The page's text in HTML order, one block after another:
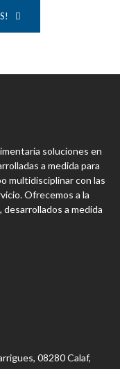
soluciones en
a medida para
multidisciplinar con las
Ofrecemos a la
a medida
08280 Calaf,